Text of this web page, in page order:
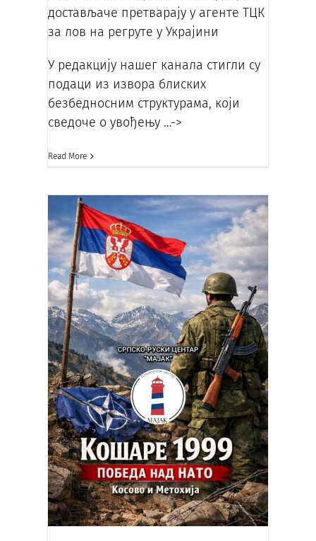
достављаче претварају у агенте ТЦК
за лов на регруте у Украјини
У редакцију нашег канала стигли су
подаци из извора блиских
безбедносним структурама, који
сведоче о увођењу …->
Read More